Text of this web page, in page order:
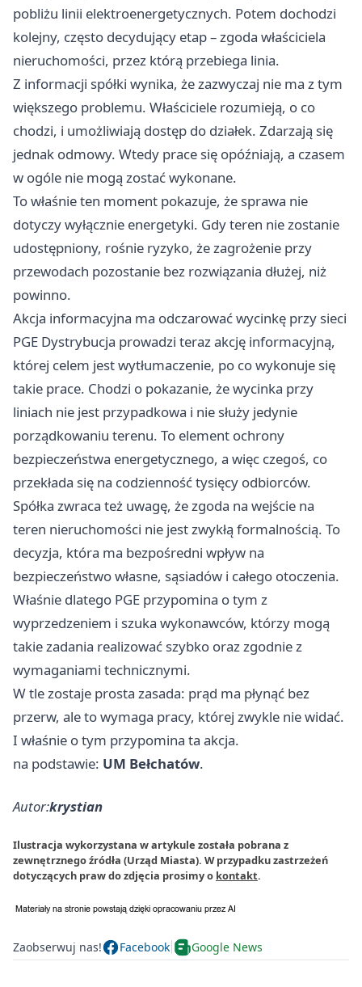
pobliżu linii elektroenergetycznych. Potem dochodzi
kolejny, często decydujący etap – zgoda właściciela
nieruchomości, przez którą przebiega linia.
Z informacji spółki wynika, że zazwyczaj nie ma z tym
większego problemu. Właściciele rozumieją, o co
chodzi, i umożliwiają dostęp do działek. Zdarzają się
jednak odmowy. Wtedy prace się opóźniają, a czasem
w ogóle nie mogą zostać wykonane.
To właśnie ten moment pokazuje, że sprawa nie
dotyczy wyłącznie energetyki. Gdy teren nie zostanie
udostępniony, rośnie ryzyko, że zagrożenie przy
przewodach pozostanie bez rozwiązania dłużej, niż
powinno.
Akcja informacyjna ma odczarować wycinkę przy sieci
PGE Dystrybucja prowadzi teraz akcję informacyjną,
której celem jest wytłumaczenie, po co wykonuje się
takie prace. Chodzi o pokazanie, że wycinka przy
liniach nie jest przypadkowa i nie służy jedynie
porządkowaniu terenu. To element ochrony
bezpieczeństwa energetycznego, a więc czegoś, co
przekłada się na codzienność tysięcy odbiorców.
Spółka zwraca też uwagę, że zgoda na wejście na
teren nieruchomości nie jest zwykłą formalnością. To
decyzja, która ma bezpośredni wpływ na
bezpieczeństwo własne, sąsiadów i całego otoczenia.
Właśnie dlatego PGE przypomina o tym z
wyprzedzeniem i szuka wykonawców, którzy mogą
takie zadania realizować szybko oraz zgodnie z
wymaganiami technicznymi.
W tle zostaje prosta zasada: prąd ma płynąć bez
przerw, ale to wymaga pracy, której zwykle nie widać.
I właśnie o tym przypomina ta akcja.
na podstawie: UM Bełchatów.
Autor:krystian
Ilustracja wykorzystana w artykule została pobrana z
zewnętrznego źródła (Urząd Miasta). W przypadku zastrzeżeń
dotyczących praw do zdjęcia prosimy o kontakt.
Zaobserwuj nas! Facebook Google News